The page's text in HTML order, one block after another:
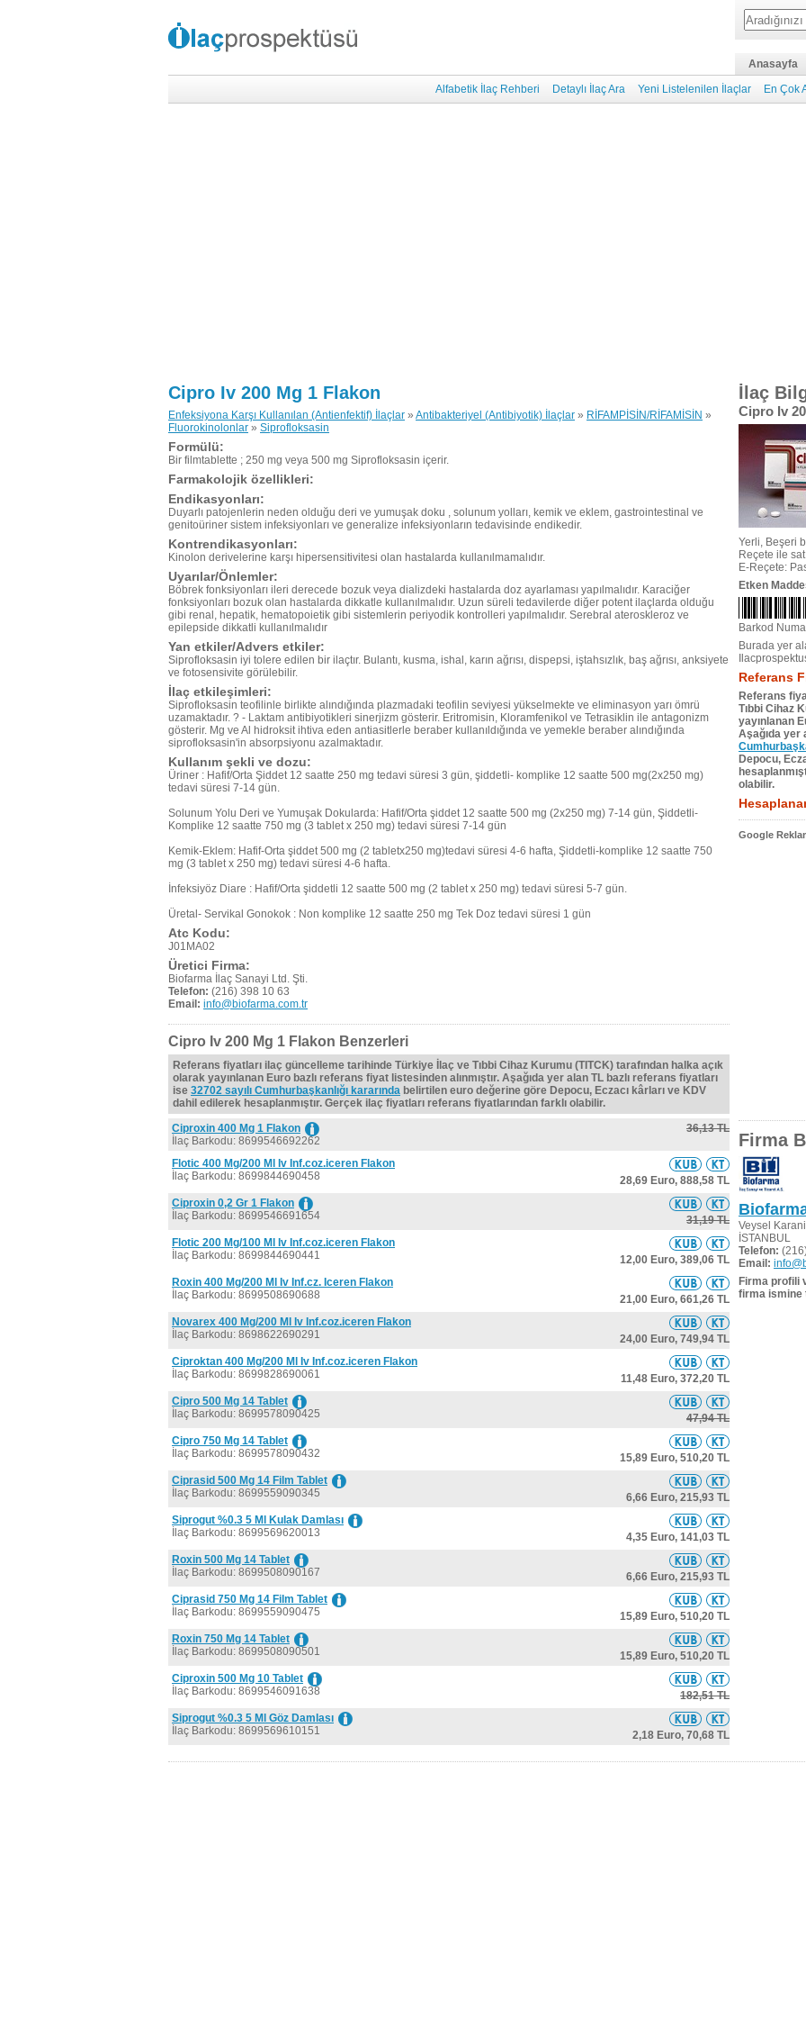
Anasayfa
Alfabetik İlaç Rehberi
Detaylı İlaç Ara Yeni Listelenilen İlaçlar En Çok
Cipro Iv 200 Mg 1 Flakon
Enfeksiyona Karşı Kullanılan (Antienfektif) İlaçlar » Antibakteriyel (Antibiyotik) İlaçlar » RİFAMPİSİN/RİFAMİSİN »
Fluorokinolonlar » Siprofloksasin
Formülü:
Bir filmtablette ; 250 mg veya 500 mg Siprofloksasin içerir.
Farmakolojik özellikleri:
Endikasyonları:
Duyarlı patojenlerin neden olduğu deri ve yumuşak doku , solunum yolları, kemik ve eklem, gastrointestinal ve
genitoüriner sistem infeksiyonları ve generalize infeksiyonların tedavisinde endikedir.
Kontrendikasyonları:
Kinolon derivelerine karşı hipersensitivitesi olan hastalarda kullanılmamalıdır.
Uyarılar/Önlemler:
Böbrek fonksiyonları ileri derecede bozuk veya dializdeki hastalarda doz ayarlaması yapılmalıdır. Karaciğer
fonksiyonları bozuk olan hastalarda dikkatle kullanılmalıdır. Uzun süreli tedavilerde diğer potent ilaçlarda olduğu
gibi renal, hepatik, hematopoietik gibi sistemlerin periyodik kontrolleri yapılmalıdır. Serebral ateroskleroz ve
epilepside dikkatli kullanılmalıdır
Yan etkiler/Advers etkiler:
Siprofloksasin iyi tolere edilen bir ilaçtır. Bulantı, kusma, ishal, karın ağrısı, dispepsi, iştahsızlık, baş ağrısı, anksiyete
ve fotosensivite görülebilir.
İlaç etkileşimleri:
Siprofloksasin teofilinle birlikte alındığında plazmadaki teofilin seviyesi yükselmekte ve eliminasyon yarı ömrü
uzamaktadır. ? - Laktam antibiyotikleri sinerjizm gösterir. Eritromisin, Kloramfenikol ve Tetrasiklin ile antagonizm
gösterir. Mg ve Al hidroksit ihtiva eden antiasitlerle beraber kullanıldığında ve yemekle beraber alındığında
siprofloksasin'in absorpsiyonu azalmaktadır.
Kullanım şekli ve dozu:
Üriner : Hafif/Orta Şiddet 12 saatte 250 mg tedavi süresi 3 gün, şiddetli- komplike 12 saatte 500 mg(2x250 mg)
tedavi süresi 7-14 gün.
Solunum Yolu Deri ve Yumuşak Dokularda: Hafif/Orta şiddet 12 saatte 500 mg (2x250 mg) 7-14 gün, Şiddetli-
Komplike 12 saatte 750 mg (3 tablet x 250 mg) tedavi süresi 7-14 gün
Kemik-Eklem: Hafif-Orta şiddet 500 mg (2 tabletx250 mg)tedavi süresi 4-6 hafta, Şiddetli-komplike 12 saatte 750
mg (3 tablet x 250 mg) tedavi süresi 4-6 hafta.
İnfeksiyöz Diare : Hafif/Orta şiddetli 12 saatte 500 mg (2 tablet x 250 mg) tedavi süresi 5-7 gün.
Üretal- Servikal Gonokok : Non komplike 12 saatte 250 mg Tek Doz tedavi süresi 1 gün
Atc Kodu:
J01MA02
Üretici Firma:
Biofarma İlaç Sanayi Ltd. Şti.
Telefon: (216) 398 10 63
Email: info@biofarma.com.tr
Cipro Iv 200 Mg 1 Flakon Benzerleri
Referans fiyatları ilaç güncelleme tarihinde Türkiye İlaç ve Tıbbi Cihaz Kurumu (TITCK) tarafından halka açık
olarak yayınlanan Euro bazlı referans fiyat listesinden alınmıştır. Aşağıda yer alan TL bazlı referans fiyatları
ise 32702 sayılı Cumhurbaşkanlığı kararında belirtilen euro değerine göre Depocu, Eczacı kârları ve KDV
dahil edilerek hesaplanmıştır. Gerçek ilaç fiyatları referans fiyatlarından farklı olabilir.
Ciproxin 400 Mg 1 Flakon
İlaç Barkodu: 8699546692262
36,13 TL
Flotic 400 Mg/200 Ml Iv Inf.coz.iceren Flakon
İlaç Barkodu: 8699844690458
28,69 Euro, 888,58 TL
Ciproxin 0,2 Gr 1 Flakon
İlaç Barkodu: 8699546691654
31,19 TL
Flotic 200 Mg/100 Ml Iv Inf.coz.iceren Flakon
İlaç Barkodu: 8699844690441
12,00 Euro, 389,06 TL
Roxin 400 Mg/200 Ml Iv Inf.cz. Iceren Flakon
İlaç Barkodu: 8699508690688
21,00 Euro, 661,26 TL
Novarex 400 Mg/200 Ml Iv Inf.coz.iceren Flakon
İlaç Barkodu: 8698622690291
24,00 Euro, 749,94 TL
Ciproktan 400 Mg/200 Ml Iv Inf.coz.iceren Flakon
İlaç Barkodu: 8699828690061
11,48 Euro, 372,20 TL
Cipro 500 Mg 14 Tablet
İlaç Barkodu: 8699578090425
47,94 TL
Cipro 750 Mg 14 Tablet
İlaç Barkodu: 8699578090432
15,89 Euro, 510,20 TL
Ciprasid 500 Mg 14 Film Tablet
İlaç Barkodu: 8699559090345
6,66 Euro, 215,93 TL
Siprogut %0.3 5 Ml Kulak Damlası
İlaç Barkodu: 8699569620013
4,35 Euro, 141,03 TL
Roxin 500 Mg 14 Tablet
İlaç Barkodu: 8699508090167
6,66 Euro, 215,93 TL
Ciprasid 750 Mg 14 Film Tablet
İlaç Barkodu: 8699559090475
15,89 Euro, 510,20 TL
Roxin 750 Mg 14 Tablet
İlaç Barkodu: 8699508090501
15,89 Euro, 510,20 TL
Ciproxin 500 Mg 10 Tablet
İlaç Barkodu: 8699546091638
182,51 TL
Siprogut %0.3 5 Ml Göz Damlası
İlaç Barkodu: 8699569610151
2,18 Euro, 70,68 TL
İlaç
Cipro Iv
Yerli, Beşeri
Reçete ile
E-Reçete:
Etken
Barkod
Burada yer
Referans
Referans
Tıbbi Cihaz
yayınlanan
Aşağıda yer
Depocu,
olabilir.
Google
Firma
Veysel
İSTANBUL
Telefon:
Email:
Firma profili
firma ismine